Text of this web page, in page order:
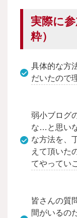
実際に
粋）
具体的な方
だいたので
弱小ブログ
な…と思い
な方法を、
えて頂いた
てやってい
皆さんの質
間がいるの